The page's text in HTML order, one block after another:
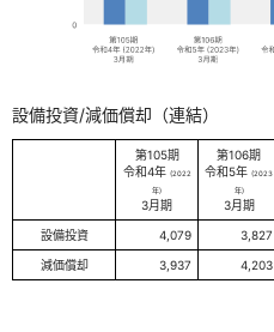
設備投資/減価償却（連結）
第105期
令和4年 (2022
年)
3月期
第106期
令和5年 (2023
年)
3月期
設備投資 4,079 3,827
減価償却 3,937 4,203